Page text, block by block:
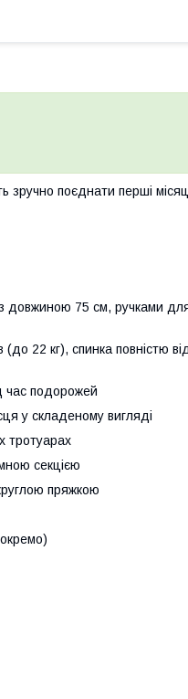
зручно поєднати перші
довжиною 75 см, ручками
22 кг), спинка повністю
час подорожей
у складеному вигляді
тротуарах
секцією
пряжкою